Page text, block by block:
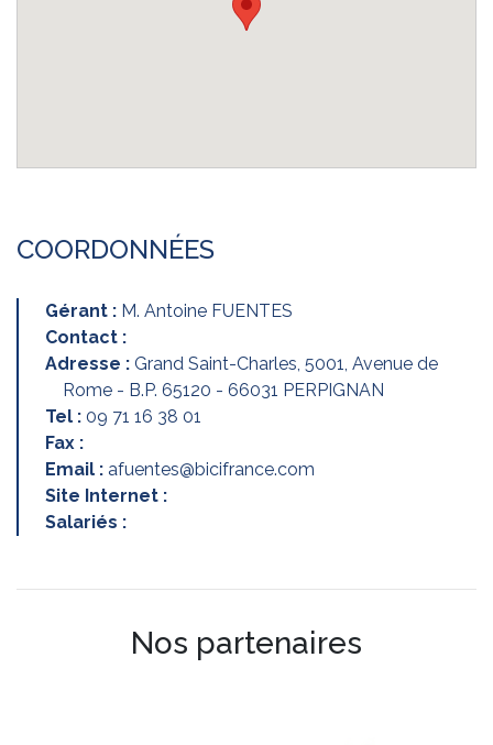
COORDONNÉES
Gérant : M. Antoine FUENTES
Contact :
Adresse : Grand Saint-Charles, 5001, Avenue de
Rome - B.P. 65120 - 66031 PERPIGNAN
Tel : 09 71 16 38 01
Fax :
Email : afuentes@bicifrance.com
Site Internet :
Salariés :
Nos partenaires